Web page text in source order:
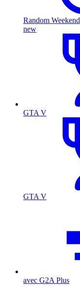
Random Weekend
new
GTA V
GTA V
avec G2A Plus